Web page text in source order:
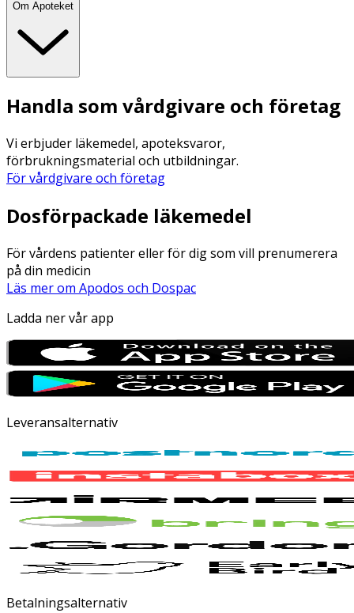
Om Apoteket
Handla som vårdgivare och företag
Vi erbjuder läkemedel, apoteksvaror,
förbrukningsmaterial och utbildningar.
För vårdgivare och företag
Dosförpackade läkemedel
För vårdens patienter eller för dig som vill prenumerera
på din medicin
Läs mer om Apodos och Dospac
Ladda ner vår app
Leveransalternativ
Betalningsalternativ